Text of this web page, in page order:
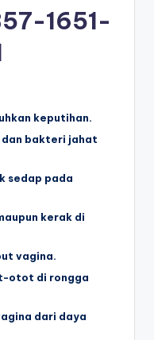
1651-
keputihan.
dan bakteri jahat
sedap pada
kerak di
vagina.
otot di rongga
dari daya